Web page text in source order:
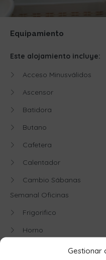
Gestionar
Equipamiento
Este alojamiento incluye:
Acceso Minusválidos
Ascensor
Batidora
Butano
Cafetera
Calentador
Cambio Sábanas
Semanal Oficinas
Frigorifico
Horno
Kit de Cortesía